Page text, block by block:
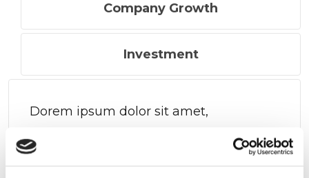
Company Growth
Investment
Dorem ipsum dolor sit amet,
consectetur adipiscing elit, sed do
eiusmod tempor incididunt labor